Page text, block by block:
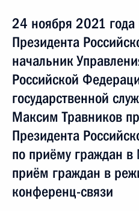
24 ноября 2021 года
Президента
начальник
Российской
государственной
Максим Травников
Президента
по приёму граждан
приём граждан в
конференц-связи